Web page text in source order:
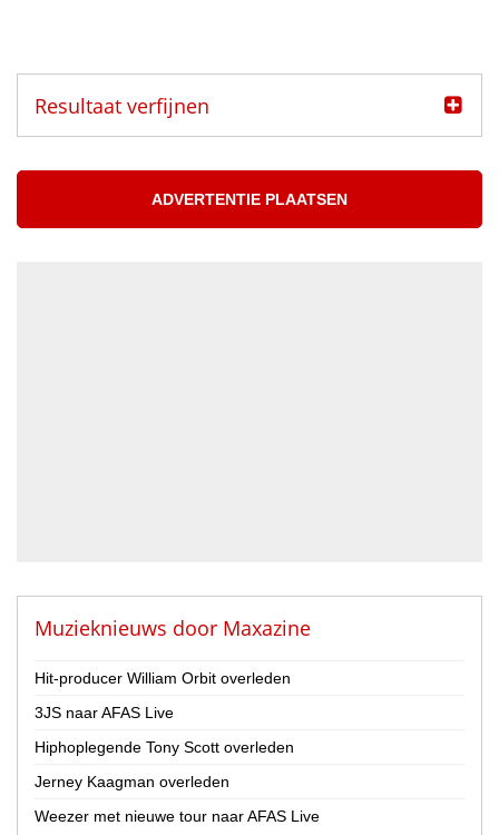
Resultaat verfijnen
Nederland
België
Provincie
Antwerpen
Henegouwen
ADVERTENTIE PLAATSEN
Muzieknieuws door Maxazine
Hit-producer William Orbit overleden
3JS naar AFAS Live
Hiphoplegende Tony Scott overleden
Jerney Kaagman overleden
Weezer met nieuwe tour naar AFAS Live